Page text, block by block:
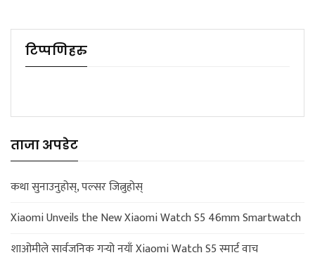
टिप्पणिहरु
ताजा अपडेट
कथा सुनाउनुहोस्, पल्सर जित्नुहोस्
Xiaomi Unveils the New Xiaomi Watch S5 46mm Smartwatch
शाओमीले सार्वजनिक गर्‍यो नयाँ Xiaomi Watch S5 स्मार्ट वाच